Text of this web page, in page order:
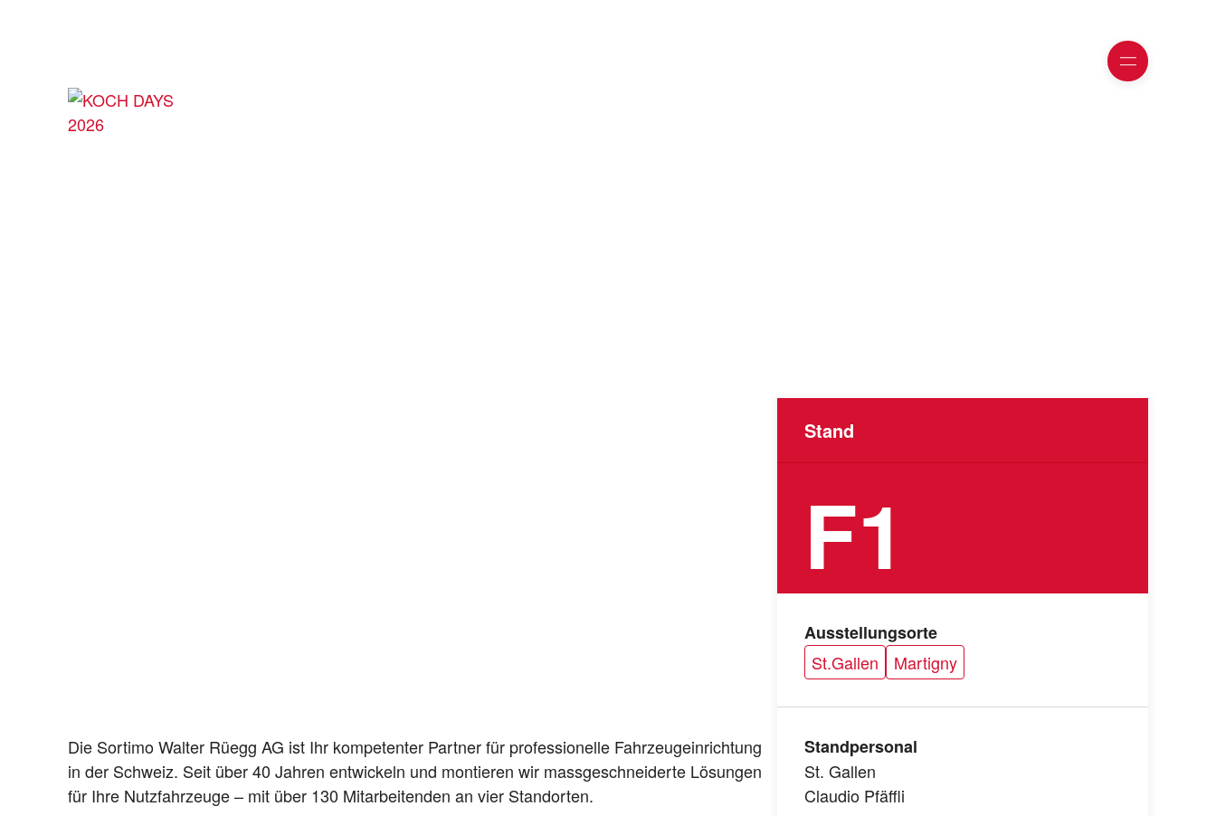
Die Sortimo Walter Rüegg AG ist Ihr kompetenter Partner für professionelle Fahrzeugeinrichtung
in der Schweiz. Seit über 40 Jahren entwickeln und montieren wir massgeschneiderte Lösungen
für Ihre Nutzfahrzeuge – mit über 130 Mitarbeitenden an vier Standorten.
Stand
F1
Ausstellungsorte
St.Gallen
Martigny
Standpersonal
St. Gallen
Claudio Pfäffli